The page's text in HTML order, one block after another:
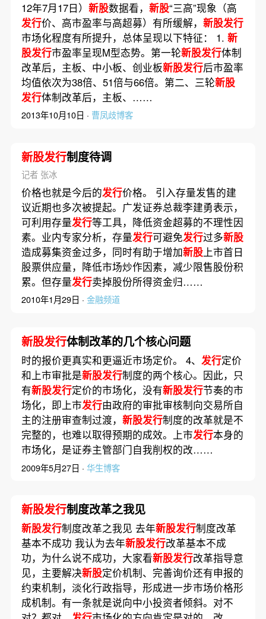
12年7月17日） 新股数据看， 新股“三高”现象（高
发行价、高市盈率与高超募）有所缓解， 新股发行
市场化程度有所提升，总体呈现以下特征： 1. 新
股发行市盈率呈现M型态势。第一轮新股发行体制
改革后，主板、中小板、创业板新股发行后市盈率
均值依次为38倍、51倍与66倍。第二、三轮新股
发行体制改革后，主板、……
2013年10月10日 · 曹凤歧博客
新股发行制度待调
记者 张冰
价格也就是今后的发行价格。 引入存量发售的建
议近期也多次被提起。广发证券总裁李建勇表示，
可利用存量发行等工具，降低资金超募的不理性因
素。业内专家分析，存量发行可避免发行过多新股
造成募集资金过多，同时有助于增加新股上市首日
股票供应量，降低市场炒作因素，减少限售股份积
累。但存量发行卖掉股份所得资金归……
2010年1月29日 · 金融频道
新股发行体制改革的几个核心问题
时的报价更真实和更逼近市场定价。 4、 发行定价
和上市审批是新股发行制度的两个核心。因此，只
有新股发行定价的市场化，没有新股发行节奏的市
场化，即上市发行由政府的审批审核制向交易所自
主的注册审查制过渡， 新股发行制度的改革就是不
完整的，也难以取得预期的成效。上市发行本身的
市场化，是证券主管部门自我削权的改……
2009年5月27日 · 华生博客
新股发行制度改革之我见
新股发行制度改革之我见 去年新股发行制度改革
基本不成功 我认为去年新股发行改革基本不成
功，为什么说不成功，大家看新股发行改革指导意
见，主要解决新股定价机制、完善询价还有申报的
约束机制，淡化行政指导，形成进一步市场价格形
成机制。有一条就是说向中小投资者倾斜。对不